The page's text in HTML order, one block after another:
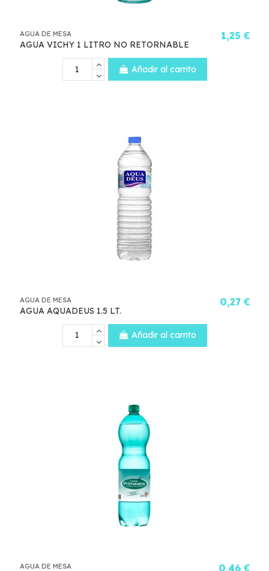
AGUA DE MESA
AGUA VICHY 1 LITRO NO RETORNABLE
1,25 €
Añadir al carrito
AGUA DE MESA
AGUA AQUADEUS 1.5 LT.
0,27 €
Añadir al carrito
AGUA DE MESA 0,46 €